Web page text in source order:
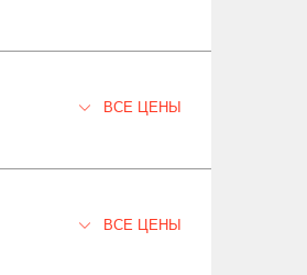
ВСЕ ЦЕНЫ
ВСЕ ЦЕНЫ